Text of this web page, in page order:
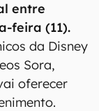
entre
feira (11).
da Disney
Sora,
oferecer